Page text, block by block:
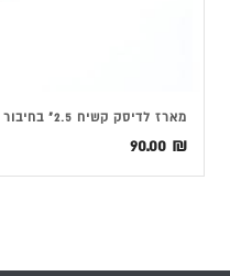
מארז לדיסק קשיח 2.5" בחיבור USB3
90.00 ₪